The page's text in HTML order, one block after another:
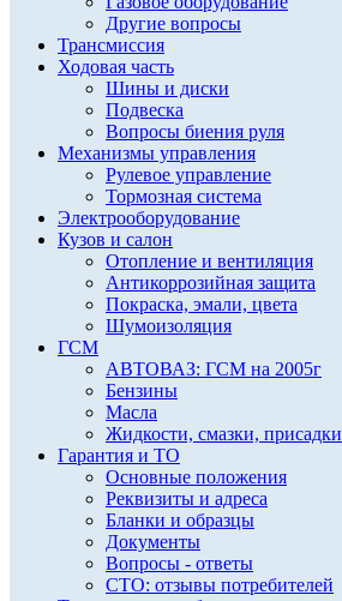
Другие вопросы
Трансмиссия
Ходовая часть
Шины и диски
Подвеска
Вопросы биения руля
Механизмы управления
Рулевое управление
Тормозная система
Электрооборудование
Кузов и салон
Отопление и вентиляция
Антикоррозийная защита
Покраска, эмали, цвета
Шумоизоляция
ГСМ
АВТОВАЗ: ГСМ на 2005г
Бензины
Масла
Жидкости, смазки, присадки
Гарантия и ТО
Основные положения
Реквизиты и адреса
Бланки и образцы
Документы
Вопросы - ответы
СТО: отзывы потребителей